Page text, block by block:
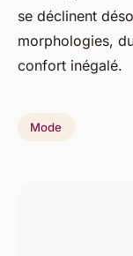
se déclinent
morphologies,
confort inégalé.
Mode